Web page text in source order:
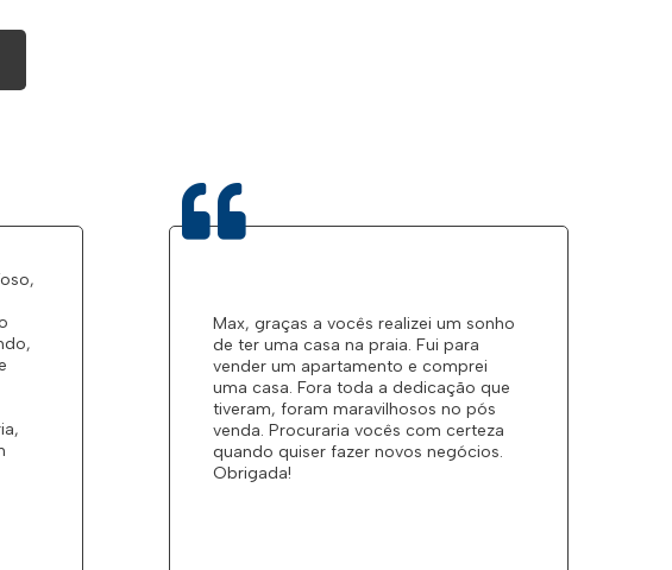
Max, graças a vocês realizei um sonho
de ter uma casa na praia. Fui para
vender um apartamento e comprei
uma casa. Fora toda a dedicação que
tiveram, foram maravilhosos no pós
venda. Procuraria vocês com certeza
quando quiser fazer novos negócios.
Obrigada!